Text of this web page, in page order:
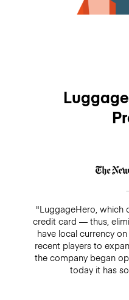
"LuggageHero, which
credit card — thus,
have local currency
recent players to
the company began
today it has